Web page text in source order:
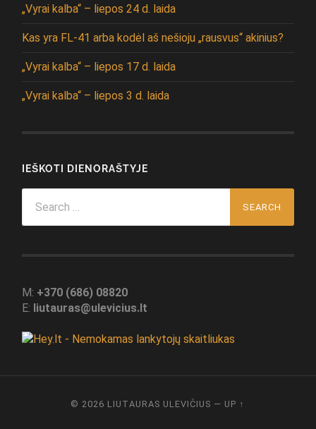
„Vyrai kalba“ – liepos 24 d. laida
Kas yra FL-41 arba kodėl aš nešioju „rausvus“ akinius?
„Vyrai kalba“ – liepos 17 d. laida
„Vyrai kalba“ – liepos 3 d. laida
IEŠKOTI DIENORAŠTYJE
for:
M: +370 (686) 08820
E: liutauras@ulevicius.lt
© 2026 LIUTAURAS ULEVIČIUS — UP ↑